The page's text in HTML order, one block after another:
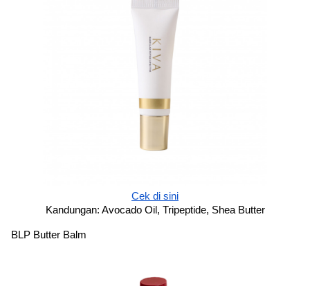
Cek di sini
Kandungan: Avocado Oil, Tripeptide, Shea Butter
BLP Butter Balm